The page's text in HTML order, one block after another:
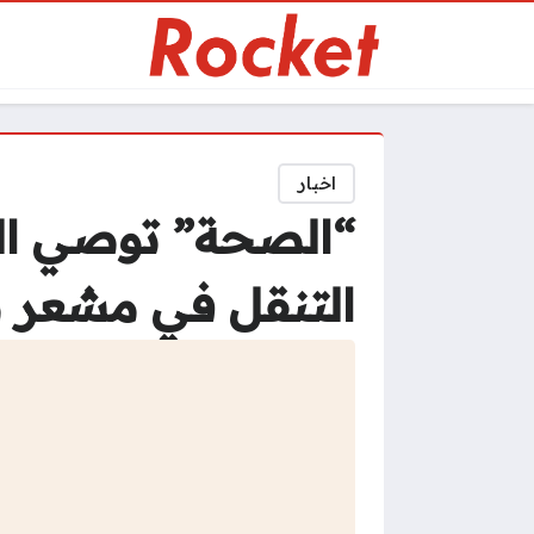
اخبار
“الصحة” توصي
التنقل في